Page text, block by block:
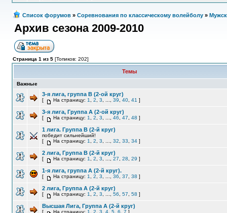
Список форумов » Соревнования по классическому волейболу »
Архив сезона 2009-2010
Страница 1 из 5 [Топиков: 202]
Темы
Важные
3-я лига, группа В (2-ой круг)
[ На страницу: 1 2 3 39 40 41 ]
3-я лига, Группа А (2-ой круг)
[ На страницу: 1 2 3 46 47 48 ]
1 лига. Группа B (2-й круг)
победит сильнейший!
[
На страницу: 1 2 3 32 33 34 ]
2 лига, Группа B (2-й круг)
[ На страницу: 1 2 3 27 28 29 ]
1-я лига, группа А (2-й круг).
[ На страницу: 1 2 3 36 37 38 ]
2 лига, Группа А (2-й круг)
[ На страницу: 1 2 3 56 57 58 ]
Высшая Лига, Группа А (2-й круг)
[ На страницу: 1 2 3 4 5 6 7 ]